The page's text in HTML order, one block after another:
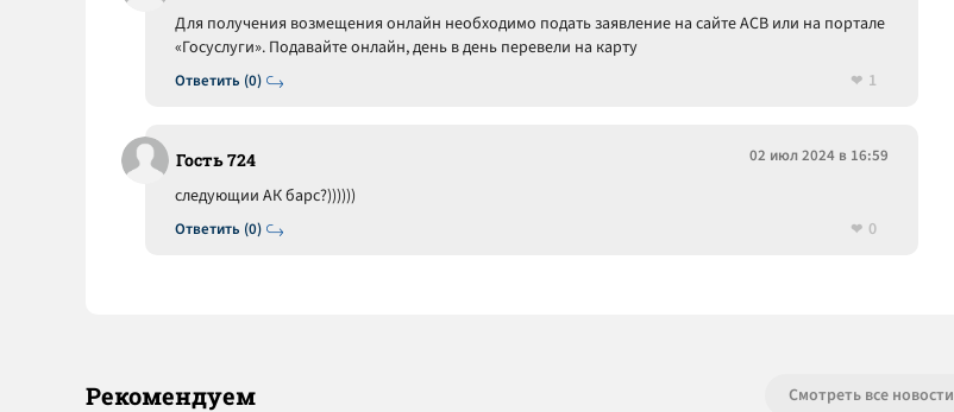
Ответить (0)
Для получения возмещения онлайн необходимо подать заявление на сайте АСВ или на портале
«Госуслуги». Подавайте онлайн, день в день перевели на карту
1
Гость 724 02 июл 2024 в 16:59
Ответить (0)
следующии АК барс?))))))
0
Рекомендуем Смотреть все новости